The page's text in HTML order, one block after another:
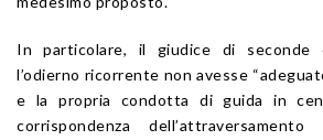
In particolare, il giudice di seconde
l’odierno ricorrente non avesse
e la propria condotta di guida in
corrispondenza